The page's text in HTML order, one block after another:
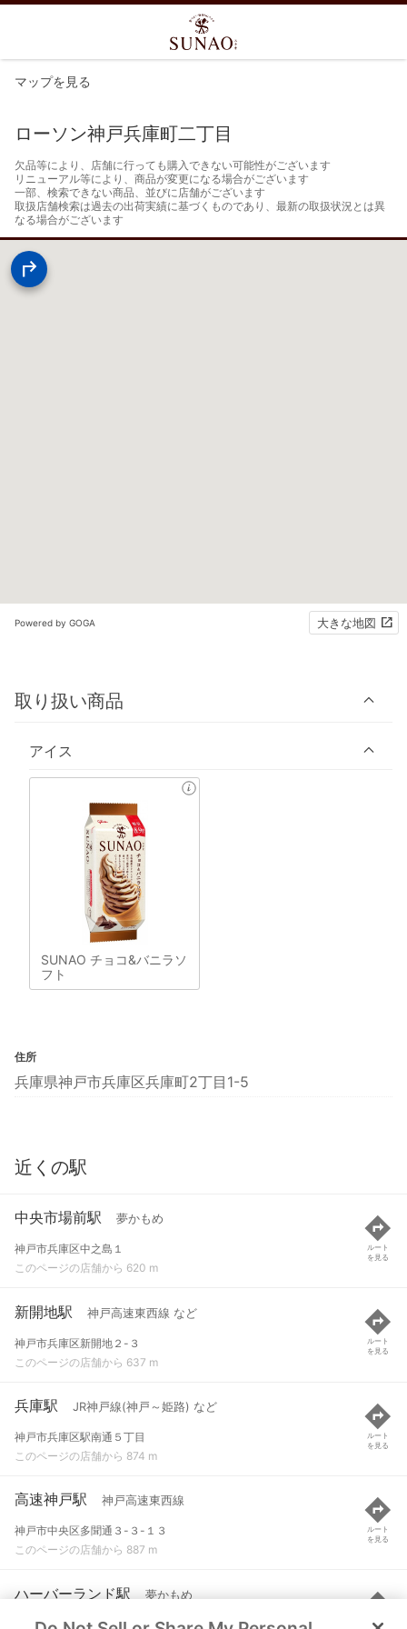
マップを見る
ローソン神戸兵庫町二丁目
欠品等により、店舗に行っても購入できない可能性がございます
リニューアル等により、商品が変更になる場合がございます
一部、検索できない商品、並びに店舗がございます
取扱店舗検索は過去の出荷実績に基づくものであり、最新の取扱状況とは異
なる場合がございます
Powered by GOGA 大きな地図
取り扱い商品
アイス
SUNAO チョコ&バニラソ
フト
住所
兵庫県神戸市兵庫区兵庫町2丁目1-5
近くの駅
中央市場前駅 夢かもめ
神戸市兵庫区中之島１
このページの店舗から 620 m
ルート
を見る
新開地駅 神戸高速東西線 など
神戸市兵庫区新開地２-３
このページの店舗から 637 m
ルート
を見る
兵庫駅 JR神戸線(神戸～姫路) など
神戸市兵庫区駅南通５丁目
このページの店舗から 874 m
ルート
を見る
高速神戸駅 神戸高速東西線
神戸市中央区多聞通３-３-１３
このページの店舗から 887 m
ルート
を見る
ハーバーランド駅 夢かもめ
神戸市中央区東川崎町１
ルート